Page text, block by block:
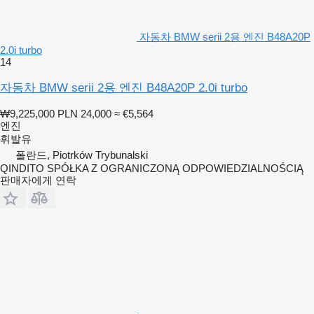
자동차 BMW serii 2용 엔진 B48A20P
2.0i turbo
14
자동차 BMW serii 2용 엔진 B48A20P 2.0i turbo
₩9,225,000 PLN 24,000 ≈ €5,564
엔진
휘발유
폴란드, Piotrków Trybunalski
QINDITO SPÓŁKA Z OGRANICZONĄ ODPOWIEDZIALNOŚCIĄ
판매자에게 연락